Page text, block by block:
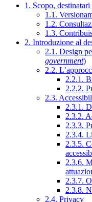
1. Scopo,
1.1.
1.2.
1.3.
2. Introduzione al
2.1. Design
government)
2.2.
2.2.1.
2.2.2.
2.3.
2.3.1.
2.3.2.
2.3.3.
2.3.4.
2.3.5.
2.3.6.
2.3.7.
2.3.8.
2.4. Privacy